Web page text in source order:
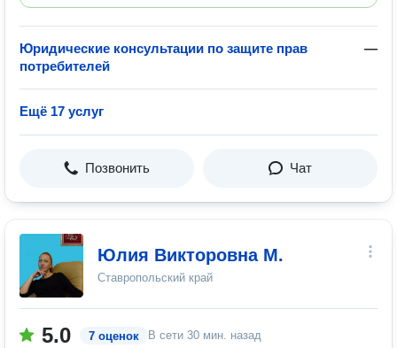
Юридические консультации по защите прав
потребителей
—
Ещё 17 услуг
Позвонить Чат
Юлия Викторовна М.
Ставропольский край
5.0 7 оценок В сети 30 мин. назад